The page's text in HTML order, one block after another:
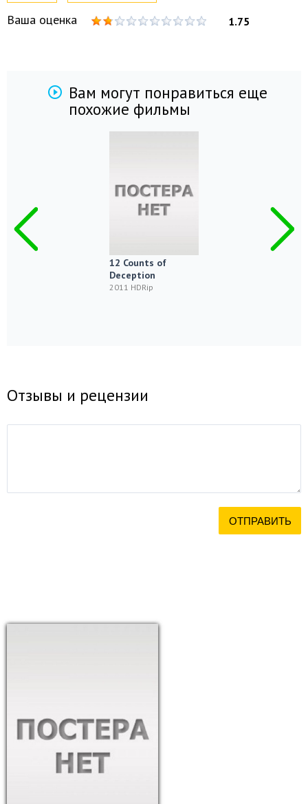
Ваша оценка 1.75
Вам могут понравиться еще
похожие фильмы
12 Counts of
Deception
2011 HDRip
Отзывы и рецензии